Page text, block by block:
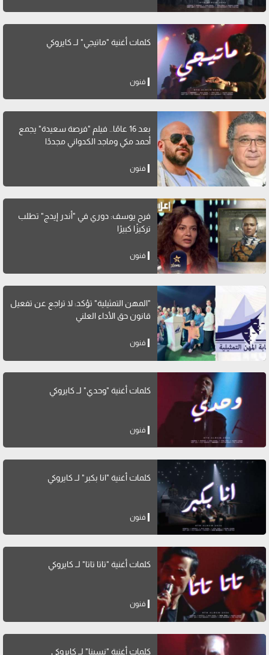
كلمات أغنية "ماتيجي" لــ كايروكي
فنون
بعد 16 عامًا.. فيلم "فرصة سعيدة" يجمع
أحمد مكي وماجد الكدواني مجددًا
فنون
فرح يوسف: دوري في "أندر إيدج" تطلب
تركيزًا كبيرًا
فنون
"المهن التمثيلية" تؤكد: لا تراجع عن تفعيل
قانون حق الأداء العلني
فنون
كلمات أغنية "وحدي" لــ كايروكي
فنون
كلمات أغنية "انا بكبر" لــ كايروكي
فنون
كلمات أغنية "تاتا تاتا" لــ كايروكي
فنون
كلمات أغنية "نسينا" لــ كايروكي